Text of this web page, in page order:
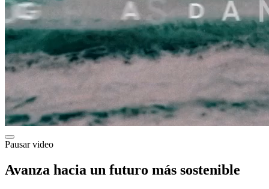
Pausar video
Avanza hacia un futuro más sostenible